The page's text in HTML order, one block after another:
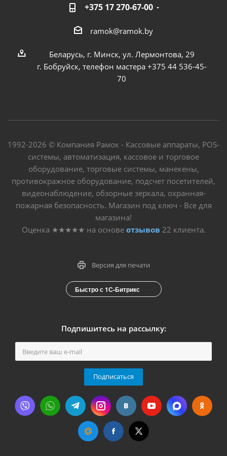
+375 17 270-67-00
ramok@ramok.by
Беларусь, г. Минск, ул. Лермонтова, 29
г. Бобруйск, телефон мастера +375 44 536-45-
70
1992-2026 © Компания Рамок - Кассовые аппараты, POS-
системы, автоматизация, кассовое и торговое
оборудование, торговые системы, манекены,
противокражное оборудование, подсчет посетителей,
видеонаблюдение, обзорные зеркала, охранная-
пожарная безопасность. Магазин под ключ - Все для
магазина!
Оценка ★★★★★ на основе отзывов 22 клиента.
Версия для печати
Быстро с 1С-Битрикс
Подпишитесь на рассылку:
Подписаться